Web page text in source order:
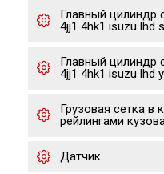
Главный цилиндр
4jj1 4hk1 isuzu lhd
Главный цилиндр
4jj1 4hk1 isuzu lhd
Грузовая сетка в
рейлингами
Датчик